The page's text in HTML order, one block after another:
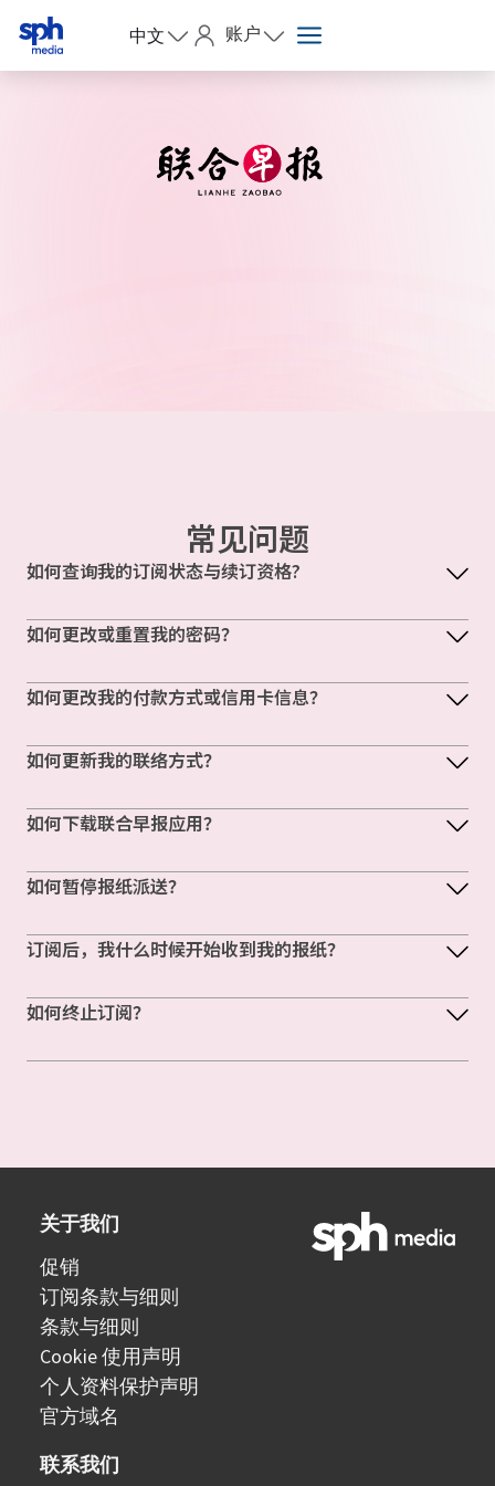
中文 账户
常见问题
如何查询我的订阅状态与续订资格?
如何更改或重置我的密码？
如何更改我的付款方式或信用卡信息？
如何更新我的联络方式？
如何下载联合早报应用？
如何暂停报纸派送？
订阅后，我什么时候开始收到我的报纸？
如何终止订阅？
关于我们
促销
订阅条款与细则
条款与细则
Cookie 使用声明
个人资料保护声明
官方域名
联系我们